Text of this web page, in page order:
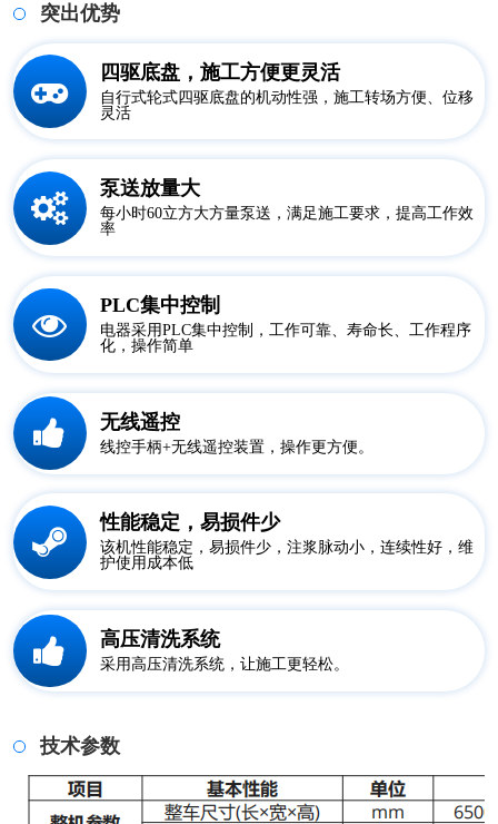
突出优势
四驱底盘，施工方便更灵活
自行式轮式四驱底盘的机动性强，施工转场方便、位移
灵活
泵送放量大
每小时60立方大方量泵送，满足施工要求，提高工作效
率
PLC集中控制
电器采用PLC集中控制，工作可靠、寿命长、工作程序
化，操作简单
无线遥控
线控手柄+无线遥控装置，操作更方便。
性能稳定，易损件少
该机性能稳定，易损件少，注浆脉动小，连续性好，维
护使用成本低
高压清洗系统
采用高压清洗系统，让施工更轻松。
技术参数